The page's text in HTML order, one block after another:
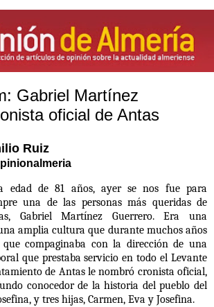
Gabriel Martínez
oficial de Antas
Ruiz
edad de 81 años, ayer se nos fue para
una de las personas más queridas de
Gabriel Martínez Guerrero. Era una
amplia cultura que durante muchos años
compaginaba con la dirección de una
que prestaba servicio en todo el Levante
de Antas le nombró cronista oficial,
conocedor de la historia del pueblo del
y tres hijas, Carmen, Eva y Josefina.